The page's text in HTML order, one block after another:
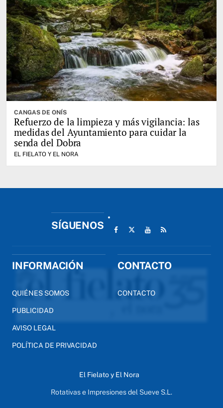
CANGAS DE ONÍS
Refuerzo de la limpieza y más vigilancia: las
medidas del Ayuntamiento para cuidar la
senda del Dobra
EL FIELATO Y EL NORA
SÍGUENOS
INFORMACIÓN
QUIÉNES SOMOS
PUBLICIDAD
AVISO LEGAL
POLÍTICA DE PRIVACIDAD
CONTACTO
CONTACTO
El Fielato y El Nora
Rotativas e Impresiones del Sueve S.L.